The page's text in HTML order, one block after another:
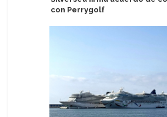
con Perrygolf